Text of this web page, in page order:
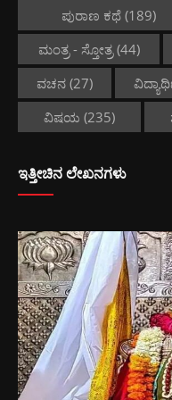
ಪುರಾಣ ಕಥೆ (189)
ಮಂತ್ರ - ಸ್ತೋತ್ರ(44)
ವಚನ(27)
ವಿಷಯ (235)
ಇತ್ತೀಚಿನ ಲೇಖನಗಳು